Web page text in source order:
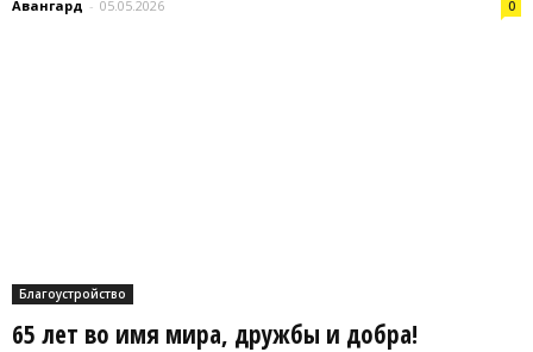
Авангард - 05.05.2026 0
Благоустройство
65 лет во имя мира, дружбы и добра!